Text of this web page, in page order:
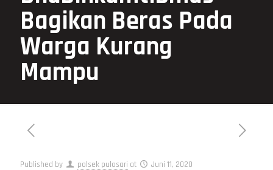
Bagikan Beras Pada
Warga Kurang
Mampu
Published by polsek pulosari at Juni 11, 2020